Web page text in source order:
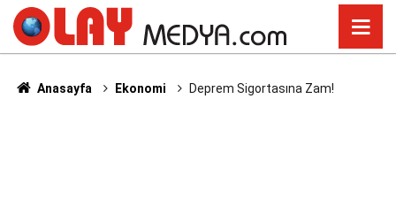
Anasayfa Ekonomi Deprem Sigortasına Zam!